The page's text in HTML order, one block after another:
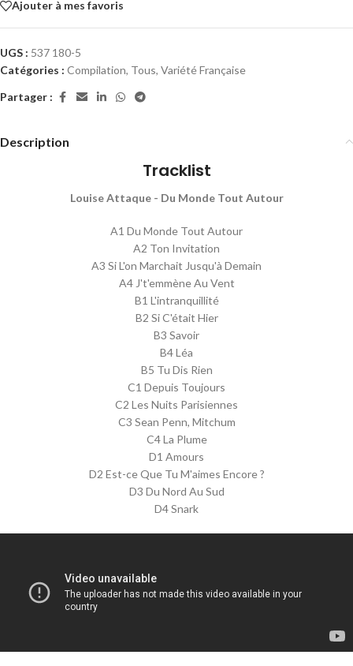
Ajouter à mes favoris
UGS : 537 180-5
Catégories : Compilation, Tous, Variété Française
Partager :
Description
Tracklist
Louise Attaque - Du Monde Tout Autour
A1 Du Monde Tout Autour
A2 Ton Invitation
A3 Si L'on Marchait Jusqu'à Demain
A4 J't'emmène Au Vent
B1 L'intranquillité
B2 Si C'était Hier
B3 Savoir
B4 Léa
B5 Tu Dis Rien
C1 Depuis Toujours
C2 Les Nuits Parisiennes
C3 Sean Penn, Mitchum
C4 La Plume
D1 Amours
D2 Est-ce Que Tu M'aimes Encore ?
D3 Du Nord Au Sud
D4 Snark